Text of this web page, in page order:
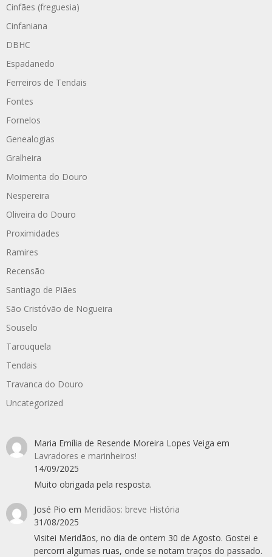
Cinfães (freguesia)
Cinfaniana
DBHC
Espadanedo
Ferreiros de Tendais
Fontes
Fornelos
Genealogias
Gralheira
Moimenta do Douro
Nespereira
Oliveira do Douro
Proximidades
Ramires
Recensão
Santiago de Piães
São Cristóvão de Nogueira
Souselo
Tarouquela
Tendais
Travanca do Douro
Uncategorized
Maria Emília de Resende Moreira Lopes Veiga em
Lavradores e marinheiros!
14/09/2025
Muito obrigada pela resposta.
José Pio em Meridãos: breve História
31/08/2025
Visitei Meridãos, no dia de ontem 30 de Agosto. Gostei e
percorri algumas ruas, onde se notam traços do passado.